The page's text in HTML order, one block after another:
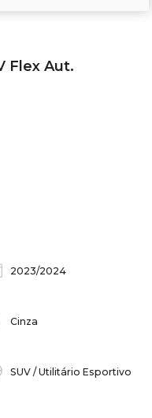
Flex Aut.
2023/2024
Cinza
SUV / Utilitário Esportivo